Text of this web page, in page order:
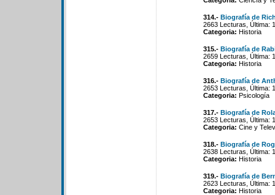
314.- Biografía de
2663 Lecturas, Última:
Categoria: Historia
315.- Biografía de
2659 Lecturas, Última:
Categoria: Historia
316.- Biografía de
2653 Lecturas, Última:
Categoria: Psicología
317.- Biografía de
2653 Lecturas, Última:
Categoria: Cine y
318.- Biografía de
2638 Lecturas, Última:
Categoria: Historia
319.- Biografía de
2623 Lecturas, Última:
Categoria: Historia